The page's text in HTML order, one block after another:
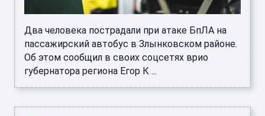
Два человека пострадали при атаке БпЛА на
пассажирский автобус в Злынковском районе.
Об этом сообщил в своих соцсетях врио
губернатора региона Егор К ...